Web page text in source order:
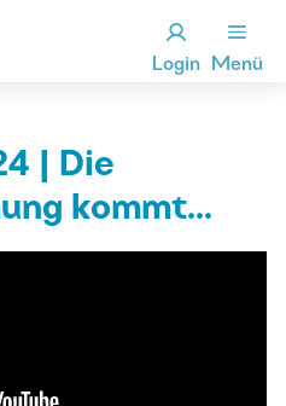
Login Menü
| Die
kommt...